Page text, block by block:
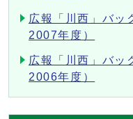
広報「川西」バッ
2007年度）
広報「川西」バッ
2006年度）